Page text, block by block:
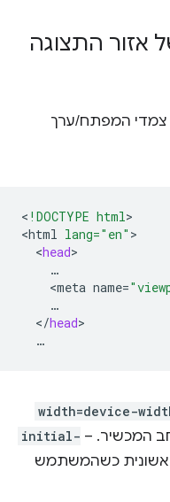
אזור התצוגה
צמדי המפתח/ערך
< !DOCTYPE html>
<html lang="en"
<head
<meta name=
</head
width=device-
המכשיר. ‫–
initial-
כשהמשתמש